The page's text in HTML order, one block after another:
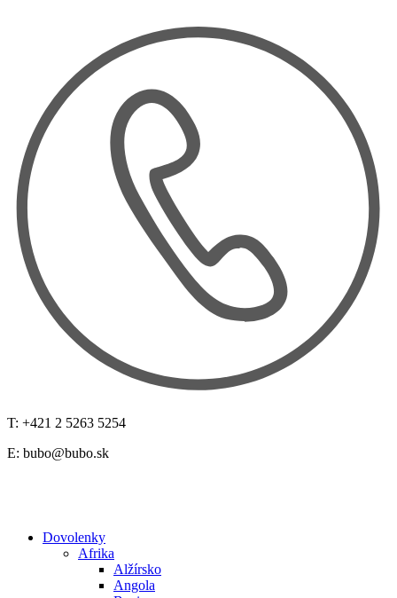
T: +421 2 5263 5254
E: bubo@bubo.sk
Dovolenky
Afrika
Alžírsko
Angola